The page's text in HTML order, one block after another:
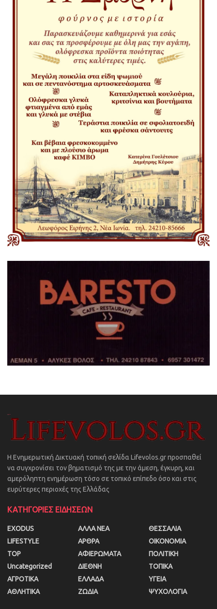
Η Ενημερωτική Δικτυακή τοπική σελίδα Lifevolos.gr προσπαθεί
να συγχρονίσει τον βηματισμό της με την άμεση, έγκυρη, και
αμερόληπτη ενημέρωση τόσο σε τοπικό επίπεδο όσο και στις
ευρύτερες περιοχές της Ελλάδας
ΚΑΤΗΓΟΡΙΕΣ ΕΙΔΗΣΕΩΝ
EXODUS
LIFESTYLE
TOP
Uncategorized
ΑΓΡΟΤΙΚΑ
ΑΘΛΗΤΙΚΑ
ΑΛΛΑ ΝΕΑ
ΑΡΘΡΑ
ΑΦΙΕΡΩΜΑΤΑ
ΔΙΕΘΝΗ
ΕΛΛΑΔΑ
ΖΩΔΙΑ
ΘΕΣΣΑΛΙΑ
ΟΙΚΟΝΟΜΙΑ
ΠΟΛΙΤΙΚΗ
ΤΟΠΙΚΑ
ΥΓΕΙΑ
ΨΥΧΟΛΟΓΙΑ